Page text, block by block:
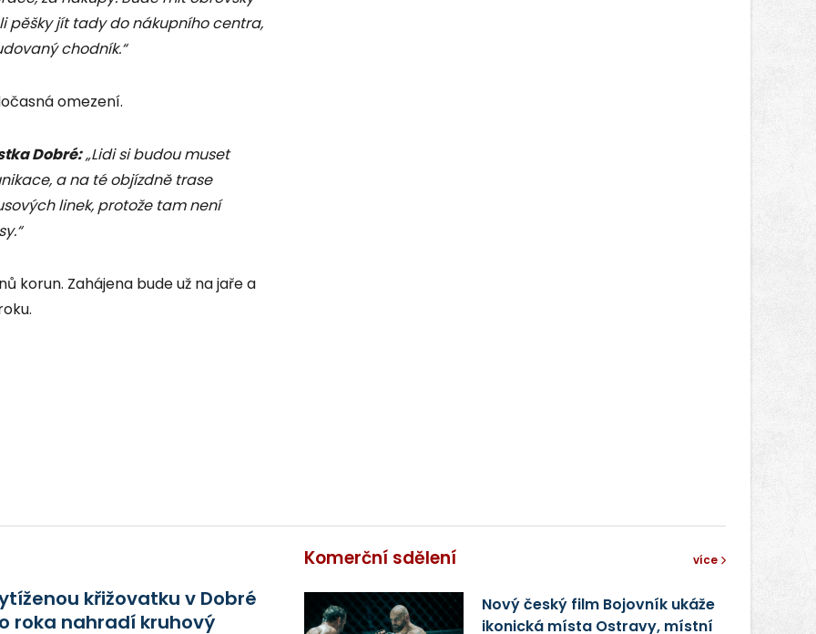
pěšky jít tady do nákupního centra,
chodník.“
omezení.
Dobré:„Lidi si budou muset
a na té objízdně trase
linek, protože tam není
korun. Zahájena bude už na jaře a
křižovatku v Dobré
roka nahradí kruhový
Komerční sdělení více
Nový český film Bojovník ukáže
ikonická místa Ostravy, místní